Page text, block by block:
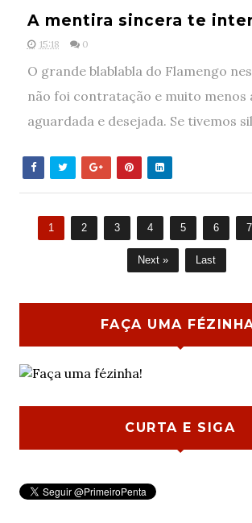
A mentira sincera te
15:18 0
O grande blablabla do Flamengo
não foi contratação e muito menos
aguardada e desejada. Se tivemos
1 2 3 4 5 6 7
Next » Last
FAÇA UMA
CURTA E SIGA